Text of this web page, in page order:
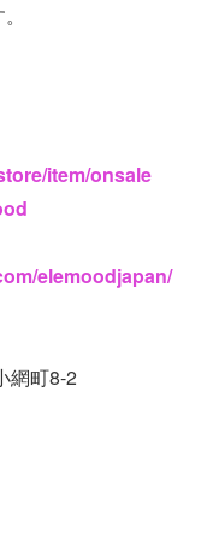
item/onsale
elemoodjapan/
網町8-2